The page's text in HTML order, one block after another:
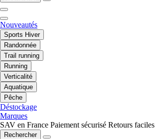
Nouveautés
Sports Hiver
Randonnée
Trail running
Running
Verticalité
Aquatique
Pêche
Déstockage
Marques
SAV en France Paiement sécurisé Retours faciles
Rechercher